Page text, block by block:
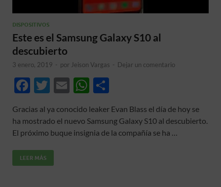
DISPOSITIVOS
Este es el Samsung Galaxy S10 al
descubierto
3 enero, 2019 - por Jeison Vargas - Dejar un comentario
F
e
b
o
o
T
itt
er
E
ail
W
at
s
m
p
Gracias al ya conocido leaker Evan Blass el día de hoy se
ha mostrado el nuevo Samsung Galaxy S10 al descubierto.
El próximo buque insignia de la compañía se ha …
LEER MÁS